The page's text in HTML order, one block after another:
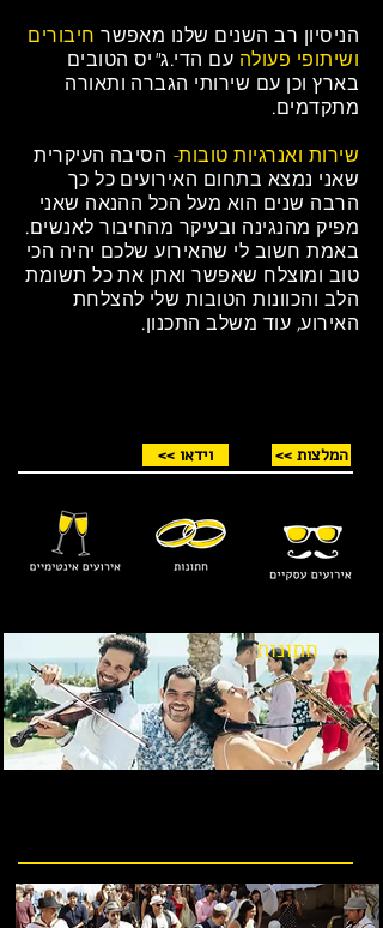
הניסיון רב השנים שלנו מאפשר חיבורים
ושיתופי פעולה עם הדי.ג"יס הטובים
בארץ וכן עם שירותי הגברה ותאורה
מתקדמים.
שירות ואנרגיות טובות- הסיבה העיקרית
שאני נמצא בתחום האירועים כל כך
הרבה שנים הוא מעל הכל ההנאה שאני
מפיק מהנגינה ובעיקר מהחיבור לאנשים.
באמת חשוב לי שהאירוע שלכם יהיה הכי
טוב ומוצלח שאפשר ואתן את כל תשומת
הלב והכוונות הטובות שלי להצלחת
האירוע, עוד משלב התכנון.
<< וידאו << המלצות
חתונות